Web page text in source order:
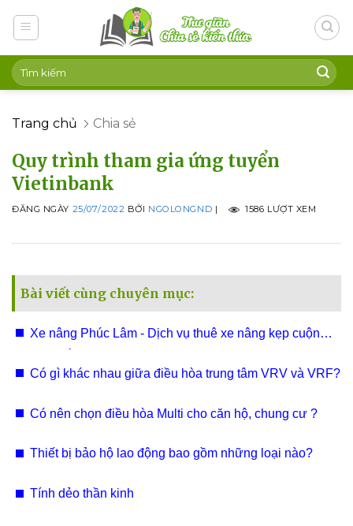
Trang chủ Chia sẻ
Quy trình tham gia ứng tuyển
Vietinbank
ĐĂNG NGÀY 25/07/2022 BỞI NGOLONGND | 1586 LƯỢT XEM
Bài viết cùng chuyên mục:
Xe nâng Phúc Lâm - Dịch vụ thuê xe nâng kẹp cuộn
Có gì khác nhau giữa điều hòa trung tâm VRV và VRF?
Có nên chọn điều hòa Multi cho căn hộ, chung cư ?
Thiết bị bảo hộ lao động bao gồm những loại nào?
Tính dẻo thần kinh